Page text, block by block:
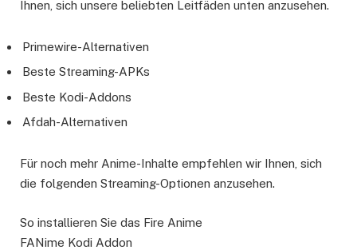
Ihnen, sich unsere beliebten Leitfäden unten anzusehen.
Primewire-Alternativen
Beste Streaming-APKs
Beste Kodi-Addons
Afdah-Alternativen
Für noch mehr Anime-Inhalte empfehlen wir Ihnen, sich
die folgenden Streaming-Optionen anzusehen.
So installieren Sie das Fire Anime
FANime Kodi Addon